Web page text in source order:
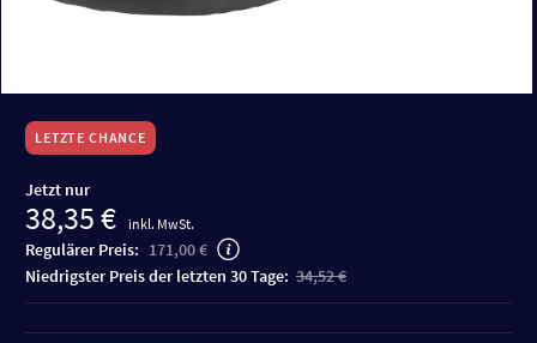
LETZTE CHANCE
Jetzt nur
38,35 € inkl. MwSt.
Regulärer Preis: 171,00 €
niedrigster Preis der letzten 30 Tage: 34,52 €